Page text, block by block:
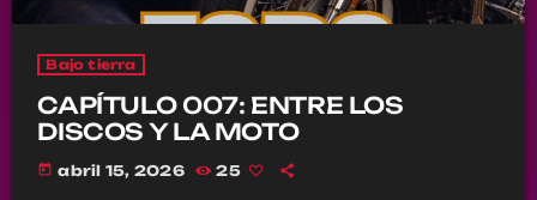
Bajo tierra
CAPÍTULO 007: ENTRE LOS
DISCOS Y LA MOTO
today abril 15, 2026 25